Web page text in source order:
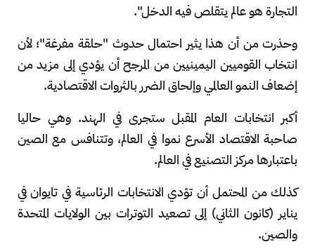
التجارة هو عالم يتقلص فيه الدخل".
وحذرت من أن هذا يثير احتمال حدوث "حلقة مفرغة"؛ لأن
انتخاب القوميين اليمينيين من المرجح أن يؤدي إلى مزيد من
إضعاف النمو العالمي وإلحاق الضرر بالثروات الاقتصادية.
أكبر انتخابات العام المقبل ستجرى في الهند. وهي حاليا
صاحبة الاقتصاد الأسرع نموا في العالم، وتتنافس مع الصين
باعتبارها مركز التصنيع في العالم.
كذلك من المحتمل أن تؤدي الانتخابات الرئاسية في تايوان في
يناير (كانون الثاني) إلى تصعيد التوترات بين الولايات المتحدة
والصين.